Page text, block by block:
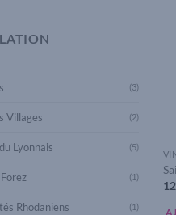
(3)
Villages (2)
Lyonnais (5)
(1)
Rhodaniens (1)